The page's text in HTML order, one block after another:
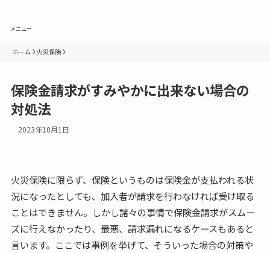
メニュー
ホーム 火災保険
保険金請求がすみやかに出来ない場合の
対処法
2023年10月1日
火災保険に限らず、保険というものは保険金が支払われる状
況になったとしても、加入者が請求を行わなければ受け取る
ことはできません。しかし諸々の事情で保険金請求がスムー
ズに行えなかったり、最悪、請求漏れになるケースもあると
言います。ここでは事例を挙げて、そういった場合の対策や